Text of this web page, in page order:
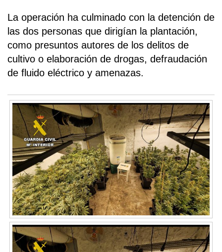
La operación ha culminado con la detención de
las dos personas que dirigían la plantación,
como presuntos autores de los delitos de
cultivo o elaboración de drogas, defraudación
de fluido eléctrico y amenazas.